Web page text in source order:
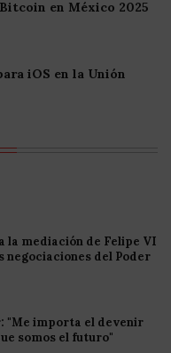
en México 2025
iOS en la Unión
la mediación de Felipe VI
negociaciones del Poder
"Me importa el devenir
somos el futuro"